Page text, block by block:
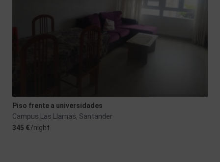
Piso frente a universidades
Campus Las Llamas Santander
345 €/night